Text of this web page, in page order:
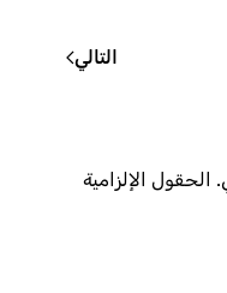
التالي
الحقول الإلزامية